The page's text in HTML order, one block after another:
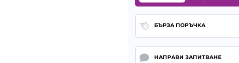
БЪРЗА ПОРЪЧКА
НАПРАВИ ЗАПИТВАНЕ